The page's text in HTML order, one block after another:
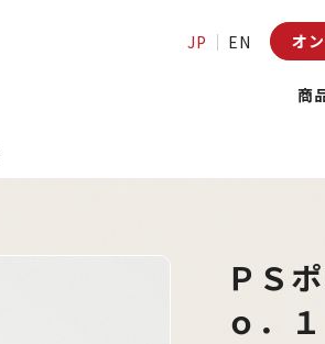
JP EN オ
商
ＰＳ
ｏ．